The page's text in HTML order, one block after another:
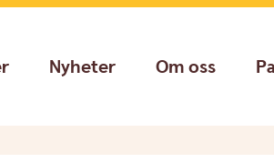
Nyheter Om oss